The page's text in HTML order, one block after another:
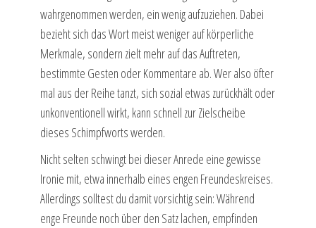
wahrgenommen werden, ein wenig aufzuziehen. Dabei
bezieht sich das Wort meist weniger auf körperliche
Merkmale, sondern zielt mehr auf das Auftreten,
bestimmte Gesten oder Kommentare ab. Wer also öfter
mal aus der Reihe tanzt, sich sozial etwas zurückhält oder
unkonventionell wirkt, kann schnell zur Zielscheibe
dieses Schimpfworts werden.
Nicht selten schwingt bei dieser Anrede eine gewisse
Ironie mit, etwa innerhalb eines engen Freundeskreises.
Allerdings solltest du damit vorsichtig sein: Während
enge Freunde noch über den Satz lachen, empfinden